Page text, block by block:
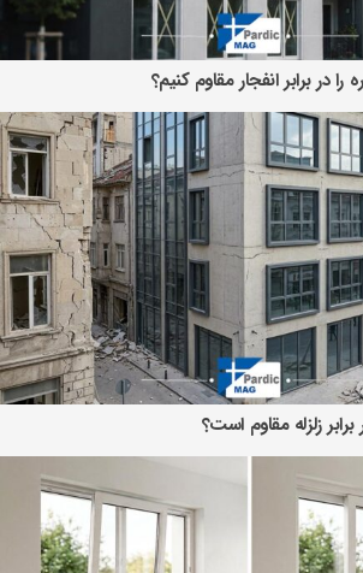
در برابر انفجار مقاوم کنیم؟
زلزله مقاوم است؟